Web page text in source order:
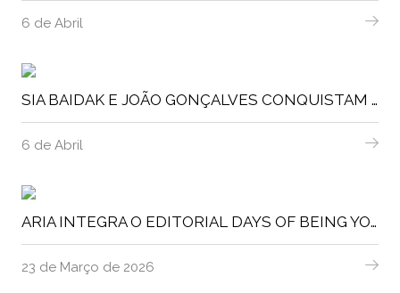
6 de Abril
SIA BAIDAK E JOÃO GONÇALVES CONQUISTAM MILÃO
6 de Abril
ARIA INTEGRA O EDITORIAL DAYS OF BEING YOUNG NA EDIÇÃO DE JANEIRO DA LOFFICIEL THAILAND.
23 de Março de 2026